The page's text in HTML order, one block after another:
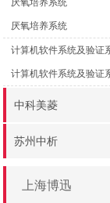
厌氧培养系统
厌氧培养系统
计算机软件系统及验证
计算机软件系统及验证
中科美菱
苏州中析
上海博迅